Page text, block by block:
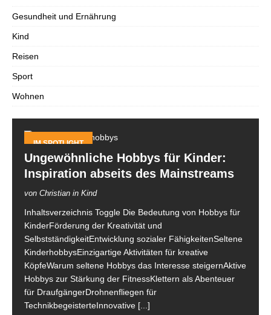
Gesundheit und Ernährung
Kind
Reisen
Sport
Wohnen
IM SPOTLIGHT
Ungewöhnliche Hobbys für Kinder:
Inspiration abseits des Mainstreams
von Christian in Kind
Inhaltsverzeichnis Toggle Die Bedeutung von Hobbys für
KinderFörderung der Kreativität und
SelbstständigkeitEntwicklung sozialer FähigkeitenSeltene
KinderhobbysEinzigartige Aktivitäten für kreative
KöpfeWarum seltene Hobbys das Interesse steigernAktive
Hobbys zur Stärkung der FitnessKlettern als Abenteuer
für DraufgängerDrohnenfliegen für
TechnikbegeisterteInnovative [...]